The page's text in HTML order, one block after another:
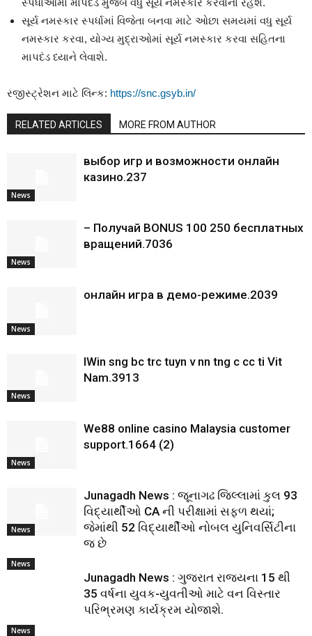
સ્પર્ધાઓમાં માપદંડ મુજબ વધુ સૂર્ય નમસ્કાર કરવાના રહેશે.
સૂર્ય નમસ્કાર સ્પર્ધામાં વિજેતા બનવા માટે ઓછા સમયમાં વધુ સૂર્ય
નમસ્કાર કરવા, યોગ્ય મુદ્રાઓમાં સૂર્ય નમસ્કાર કરવા સહિતના
માપદંડ ધ્યાને લેવાશે.
રજીસ્ટ્રેશન માટે લિન્ક: https://snc.gsyb.in/
RELATED ARTICLES MORE FROM AUTHOR
News
выбор игр и возможности онлайн
казино.237
News
– Получай BONUS 100 250 бесплатных
вращений.7036
News
онлайн игра в демо-режиме.2039
News
IWin sng bc trc tuyn v nn tng c cc ti Vit
Nam.3913
News
We88 online casino Malaysia customer
support.1664 (2)
News
Junagadh News : જૂનાગઢ જિલ્લામાં કુલ 93
વિદ્યાર્થીઓ CA ની પરીક્ષામાં સફળ થયાં;
જેમાંથી 52 વિદ્યાર્થીઓ નોબલ યુનિવર્સિટીના
જ છે
News
Junagadh News : ગુજરાત રાજ્યના 15 થી
35 વર્ષના યુવક-યુવતીઓ માટે વન વિસ્તાર
પરિભ્રમણ કાર્યક્રમ યોજાશે.
News